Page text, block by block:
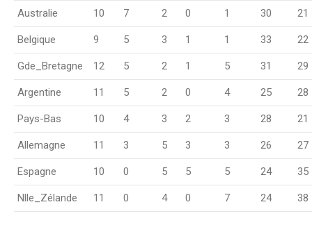
Australie 10 7 2 0 1 30 21
Belgique 9 5 3 1 1 33 22
Gde_Bretagne 12 5 2 1 5 31 29
Argentine 11 5 2 0 4 25 28
Pays-Bas 10 4 3 2 3 28 21
Allemagne 11 3 5 3 3 26 27
Espagne 10 0 5 5 5 24 35
Nlle_Zélande 11 0 4 0 7 24 38